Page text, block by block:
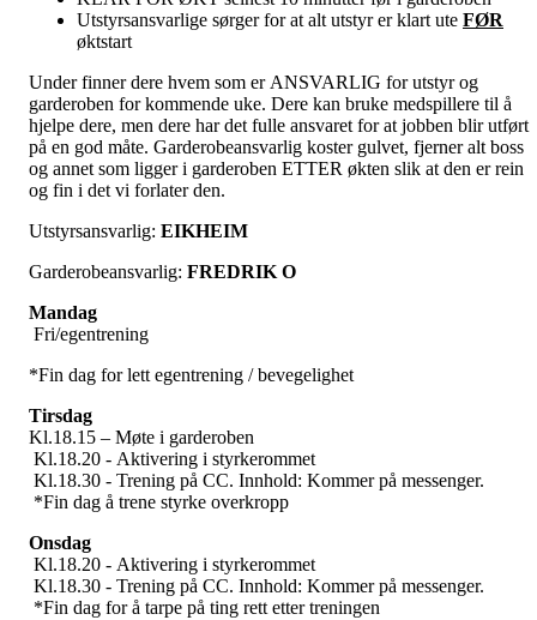
Utstyrsansvarlige sørger for at alt utstyr er klart ute FØR
øktstart
Under finner dere hvem som er ANSVARLIG for utstyr og
garderoben for kommende uke. Dere kan bruke medspillere til å
hjelpe dere, men dere har det fulle ansvaret for at jobben blir utført
på en god måte. Garderobeansvarlig koster gulvet, fjerner alt boss
og annet som ligger i garderoben ETTER økten slik at den er rein
og fin i det vi forlater den.
Utstyrsansvarlig: EIKHEIM
Garderobeansvarlig: FREDRIK O
Mandag
Fri/egentrening
*Fin dag for lett egentrening / bevegelighet
Tirsdag
Kl.18.15 – Møte i garderoben
Kl.18.20 - Aktivering i styrkerommet
Kl.18.30 - Trening på CC. Innhold: Kommer på messenger.
*Fin dag å trene styrke overkropp
Onsdag
Kl.18.20 - Aktivering i styrkerommet
Kl.18.30 - Trening på CC. Innhold: Kommer på messenger.
*Fin dag for å tarpe på ting rett etter treningen